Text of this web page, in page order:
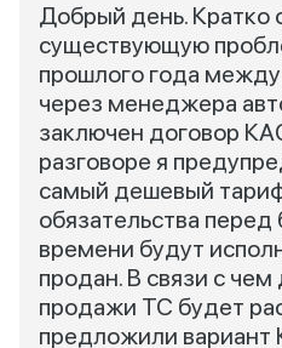
Добрый день. Кратко
существующую
прошлого года
через менеджера
заключен договор
разговоре я
самый дешевый
обязательства
времени будут
продан. В связи с чем
продажи ТС будет
предложили вариант